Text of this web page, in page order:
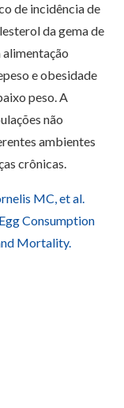
de incidência de
da gema de
e obesidade
peso. A
não
ambientes
crônicas.
MC, et al.
Consumption
Mortality.